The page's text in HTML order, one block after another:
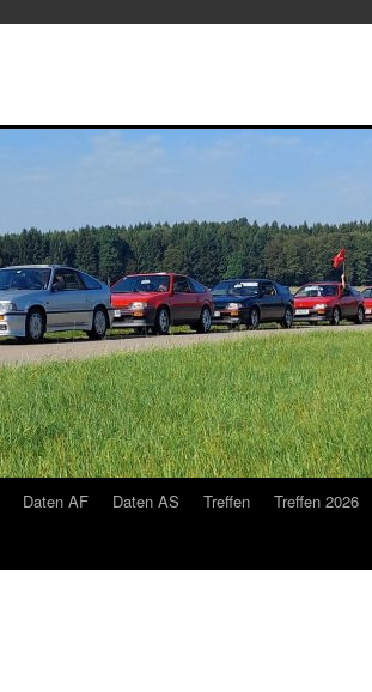
Daten AF Daten AS Treffen Treffen 2026